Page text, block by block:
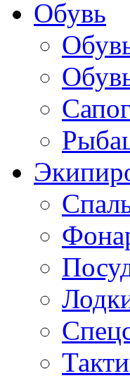
Обувь